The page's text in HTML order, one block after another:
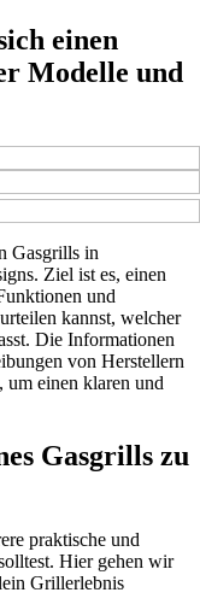
einen
Modelle und
Gasgrills in
Ziel ist es, einen
und
kannst, welcher
Die Informationen
von Herstellern
um einen klaren und
Gasgrills zu
praktische und
Hier gehen wir
Grillerlebnis